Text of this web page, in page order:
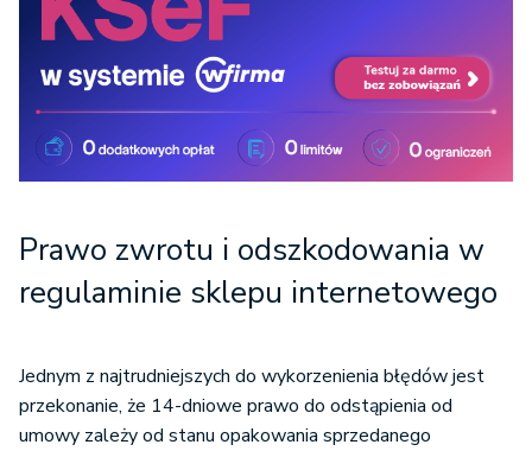
Prawo zwrotu i odszkodowania w
regulaminie sklepu internetowego
Jednym z najtrudniejszych do wykorzenienia błędów jest
przekonanie, że 14-dniowe prawo do odstąpienia od
umowy zależy od stanu opakowania sprzedanego